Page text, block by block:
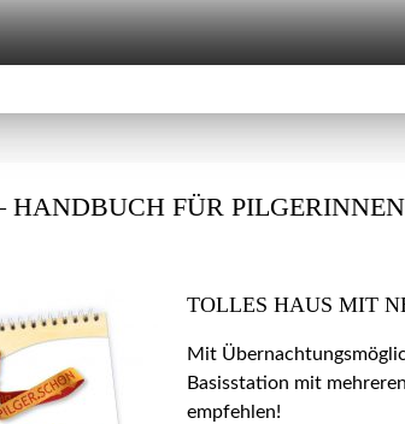
HANDBUCH FÜR PILGERINNEN
TOLLES HAUS MIT
Mit
Basisstation mit
empfehlen!